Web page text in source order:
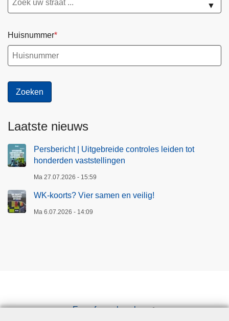
▼
Huisnummer
Laatste nieuws
Persbericht | Uitgebreide controles leiden tot
honderden vaststellingen
Ma 27.07.2026 - 15:59
WK-koorts? Vier samen en veilig!
Ma 6.07.2026 - 14:09
Een afspraak maken